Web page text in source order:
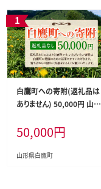
白鷹町への寄附(返礼品は
ありません) 50,000円 山形
50,000円
山形県白鷹町